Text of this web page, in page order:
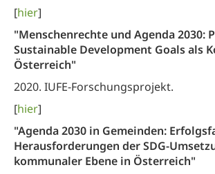
[hier]
"Menschenrechte und Agenda 2030:
Sustainable Development Goals als
Österreich"
2020. IUFE-Forschungsprojekt.
[hier]
"Agenda 2030 in Gemeinden:
Herausforderungen der SDG-
kommunaler Ebene in Österreich"